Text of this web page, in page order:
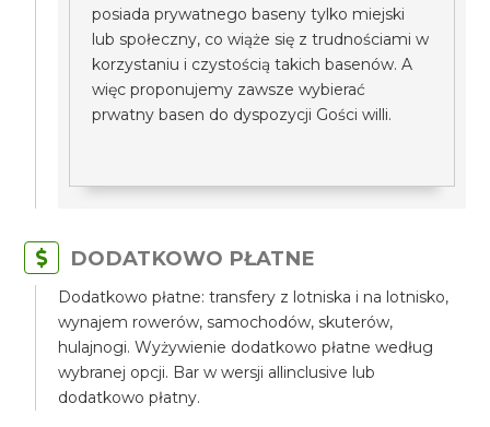
posiada prywatnego baseny tylko miejski
lub społeczny, co wiąże się z trudnościami w
korzystaniu i czystością takich basenów. A
więc proponujemy zawsze wybierać
prwatny basen do dyspozycji Gości willi.
DODATKOWO PŁATNE
Dodatkowo płatne: transfery z lotniska i na lotnisko,
wynajem rowerów, samochodów, skuterów,
hulajnogi. Wyżywienie dodatkowo płatne według
wybranej opcji. Bar w wersji allinclusive lub
dodatkowo płatny.